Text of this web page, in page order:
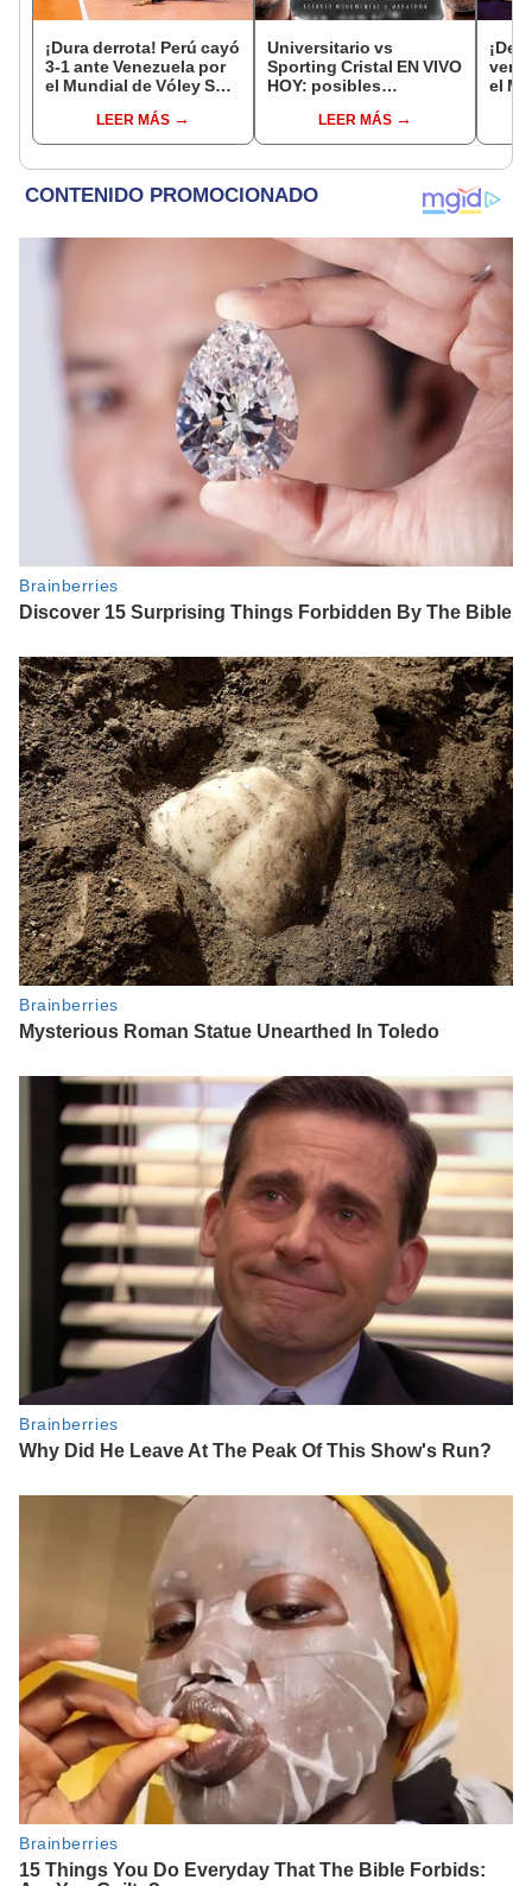
¡Dura derrota! Perú cayó
3-1 ante Venezuela por
el Mundial de Vóley Sub
LEER MÁS
Universitario vs
Sporting Cristal EN VIVO
HOY: posibles
pronóstico, hora y canal
dónde ver partido por el
LEER MÁS
el